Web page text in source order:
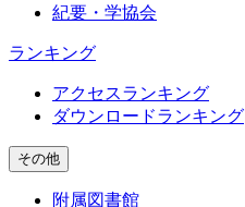
紀要・学協会
ランキング
アクセスランキング
ダウンロードランキング
その他
附属図書館